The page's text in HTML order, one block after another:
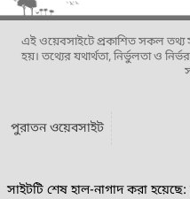
এই ওয়েবসাইটে প্রকাশিত সকল তথ্য
হয়। তথ্যের যথার্থতা, নির্ভুলতা ও
পুরাতন ওয়েবসাইট
সাইটটি শেষ হাল-নাগাদ করা